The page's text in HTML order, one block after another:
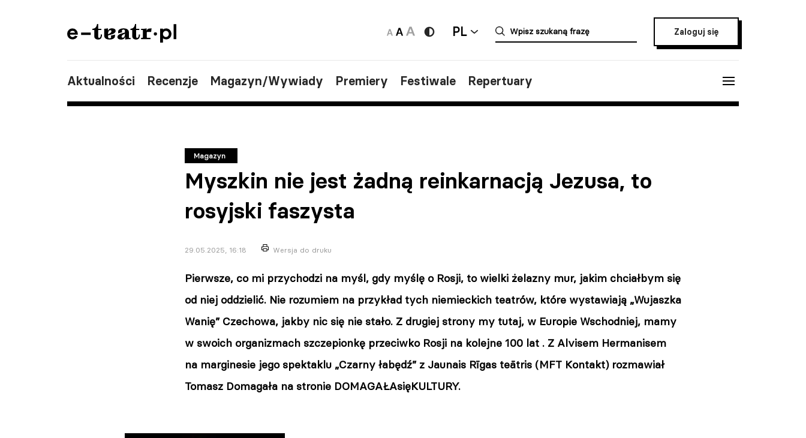
PL Zaloguj się
Aktualności Recenzje Magazyn/Wywiady Premiery Festiwale Repertuary
Magazyn
Myszkin nie jest żadną reinkarnacją Jezusa, to
rosyjski faszysta
29.05.2025, 16:18 Wersja do druku
Pierwsze, co mi przychodzi na myśl, gdy myślę o Rosji, to wielki żelazny mur, jakim chciałbym się
od niej oddzielić. Nie rozumiem na przykład tych niemieckich teatrów, które wystawiają „Wujaszka
Wanię” Czechowa, jakby nic się nie stało. Z drugiej strony my tutaj, w Europie Wschodniej, mamy
w swoich organizmach szczepionkę przeciwko Rosji na kolejne 100 lat . Z Alvisem Hermanisem
na marginesie jego spektaklu „Czarny łabędź” z Jaunais Rīgas teātris (MFT Kontakt) rozmawiał
Tomasz Domagała na stronie DOMAGAŁAsięKULTURY.